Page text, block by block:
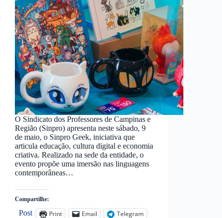
O Sindicato dos Professores de Campinas e
Região (Sinpro) apresenta neste sábado, 9
de maio, o Sinpro Geek, iniciativa que
articula educação, cultura digital e economia
criativa. Realizado na sede da entidade, o
evento propõe uma imersão nas linguagens
contemporâneas…
Compartilhe:
Post Print Email Telegram